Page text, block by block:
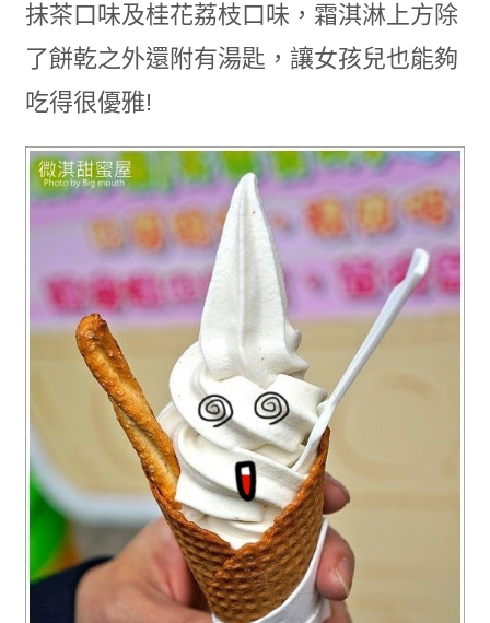
抹茶口味及桂花荔枝口味，霜淇淋上方除
了餅乾之外還附有湯匙，讓女孩兒也能夠
吃得很優雅!